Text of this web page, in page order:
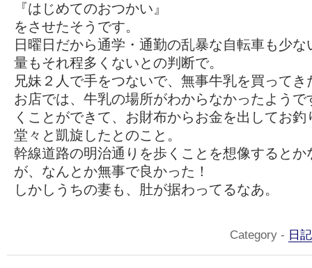
『はじめてのおつかい』
をさせたそうです。
日曜日だから通学・通勤の乱暴な自転車も少
量もそれ程多くないとの判断で。
兄妹２人で手をつないで、無事牛乳を買ってき
お店では、牛乳の場所がわからなかったよう
くことができて、お財布からお金を出してお
堂々と凱旋したとのこと。
幹線道路の明治通りを歩くことを想像するとか
が、なんとか無事で良かった！
しかしうちの妻も、肚が据わってるなあ。
Category - 日記